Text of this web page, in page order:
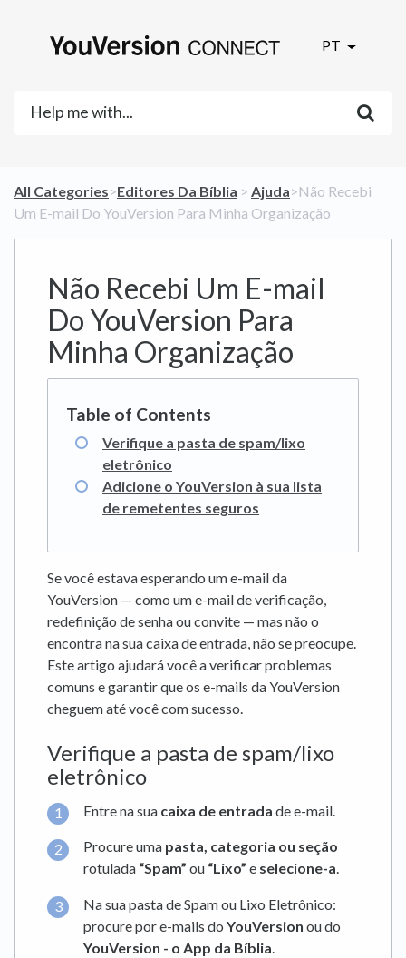
PT
All Categories​>​​Editores Da Bíblia ​ > ​ ​Ajuda​>​ Não Recebi
Um E-mail Do YouVersion Para Minha Organização
Não Recebi Um E-mail
Do YouVersion Para
Minha Organização
Verifique a pasta de spam/lixo
eletrônico
Adicione o YouVersion à sua lista
de remetentes seguros
Se você estava esperando um e-mail da
YouVersion — como um e-mail de verificação,
redefinição de senha ou convite — mas não o
encontra na sua caixa de entrada, não se preocupe.
Este artigo ajudará você a verificar problemas
comuns e garantir que os e-mails da YouVersion
cheguem até você com sucesso.
Verifique a pasta de spam/lixo
eletrônico
Entre na sua caixa de entrada de e-mail.
Procure uma pasta, categoria ou seção
rotulada “Spam” ou “Lixo” e selecione-a.
Na sua pasta de Spam ou Lixo Eletrônico:
procure por e-mails do YouVersion ou do
YouVersion - o App da Bíblia.